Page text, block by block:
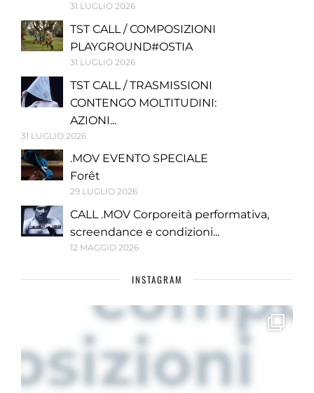
31 LUGLIO 2026
TST CALL / COMPOSIZIONI
PLAYGROUND#OSTIA
31 LUGLIO 2026
TST CALL / TRASMISSIONI
CONTENGO MOLTITUDINI:
AZIONI...
31 LUGLIO 2026
.MOV EVENTO SPECIALE
Forêt
29 LUGLIO 2026
CALL .MOV Corporeità performativa,
screendance e condizioni...
12 MAGGIO 2026
INSTAGRAM